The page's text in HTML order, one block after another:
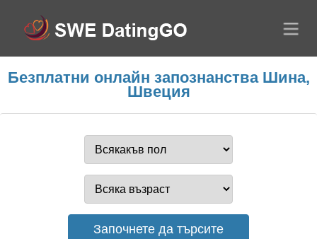
Безплатни онлайн запознанства Шина,
Швеция